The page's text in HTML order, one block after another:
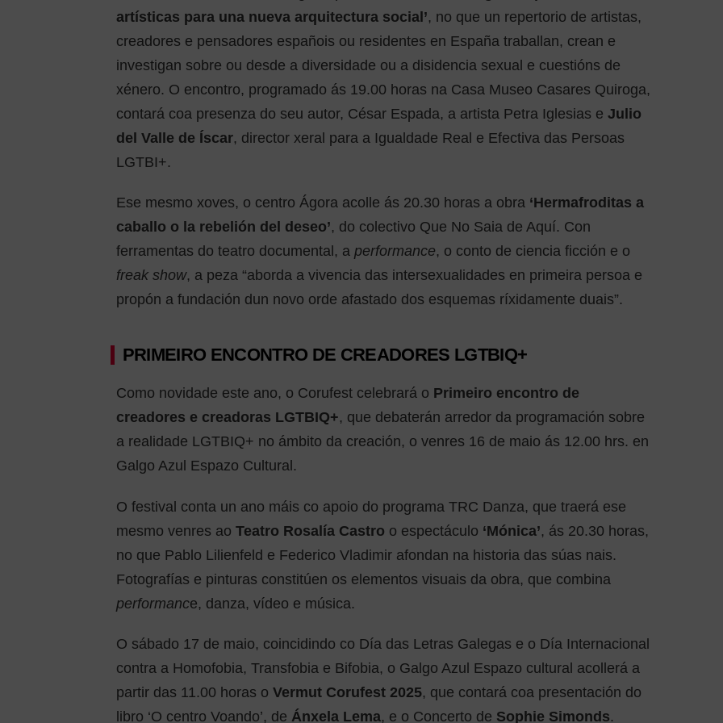
artísticas para una nueva arquitectura social’, no que un repertorio de artistas,
creadores e pensadores españois ou residentes en España traballan, crean e
investigan sobre ou desde a diversidade ou a disidencia sexual e cuestións de
xénero. O encontro, programado ás 19.00 horas na Casa Museo Casares Quiroga,
contará coa presenza do seu autor, César Espada, a artista Petra Iglesias e Julio
del Valle de Íscar, director xeral para a Igualdade Real e Efectiva das Persoas
LGTBI+.
Ese mesmo xoves, o centro Ágora acolle ás 20.30 horas a obra ‘Hermafroditas a
caballo o la rebelión del deseo’, do colectivo Que No Saia de Aquí. Con
ferramentas do teatro documental, a performance, o conto de ciencia ficción e o
freak show, a peza “aborda a vivencia das intersexualidades en primeira persoa e
propón a fundación dun novo orde afastado dos esquemas ríxidamente duais”.
PRIMEIRO ENCONTRO DE CREADORES LGTBIQ+
Como novidade este ano, o Corufest celebrará o Primeiro encontro de
creadores e creadoras LGTBIQ+, que debaterán arredor da programación sobre
a realidade LGTBIQ+ no ámbito da creación, o venres 16 de maio ás 12.00 hrs. en
Galgo Azul Espazo Cultural.
O festival conta un ano máis co apoio do programa TRC Danza, que traerá ese
mesmo venres ao Teatro Rosalía Castro o espectáculo ‘Mónica’, ás 20.30 horas,
no que Pablo Lilienfeld e Federico Vladimir afondan na historia das súas nais.
Fotografías e pinturas constitúen os elementos visuais da obra, que combina
performance, danza, vídeo e música.
O sábado 17 de maio, coincidindo co Día das Letras Galegas e o Día Internacional
contra a Homofobia, Transfobia e Bifobia, o Galgo Azul Espazo cultural acollerá a
partir das 11.00 horas o Vermut Corufest 2025, que contará coa presentación do
libro ‘O centro Voando’, de Ánxela Lema, e o Concerto de Sophie Simonds.